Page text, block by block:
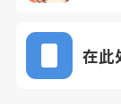
在此
网